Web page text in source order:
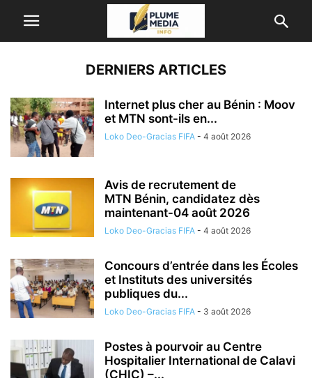
DERNIERS ARTICLES
Internet plus cher au Bénin : Moov
et MTN sont-ils en...
Loko Deo-Gracias FIFA - 4 août 2026
Avis de recrutement de
MTN Bénin, candidatez dès
maintenant-04 août 2026
Loko Deo-Gracias FIFA - 4 août 2026
Concours d’entrée dans les Écoles
et Instituts des universités
publiques du...
Loko Deo-Gracias FIFA - 3 août 2026
Postes à pourvoir au Centre
Hospitalier International de Calavi
(CHIC) –...